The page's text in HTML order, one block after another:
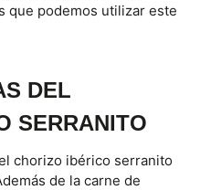
que podemos utilizar este
DEL
SERRANITO
chorizo ibérico serranito
de la carne de